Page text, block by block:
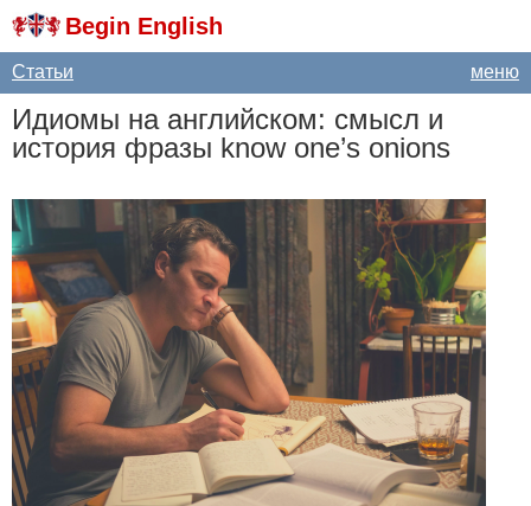
Begin English
меню
Статьи
Идиомы на английском: смысл и
история фразы know one’s onions